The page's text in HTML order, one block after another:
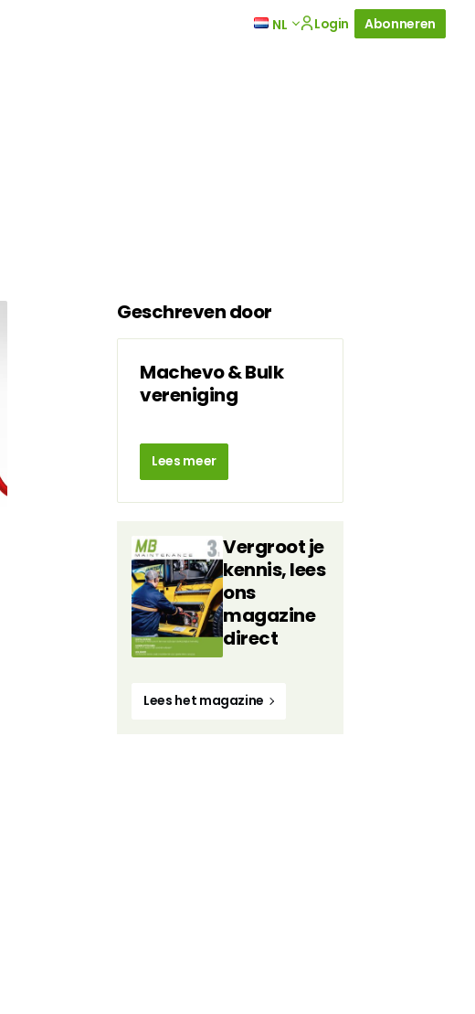
NL Login Abonneren
Geschreven door
Machevo & Bulk
vereniging
Lees meer
Vergroot je
kennis, lees
ons
magazine
direct
Lees het magazine